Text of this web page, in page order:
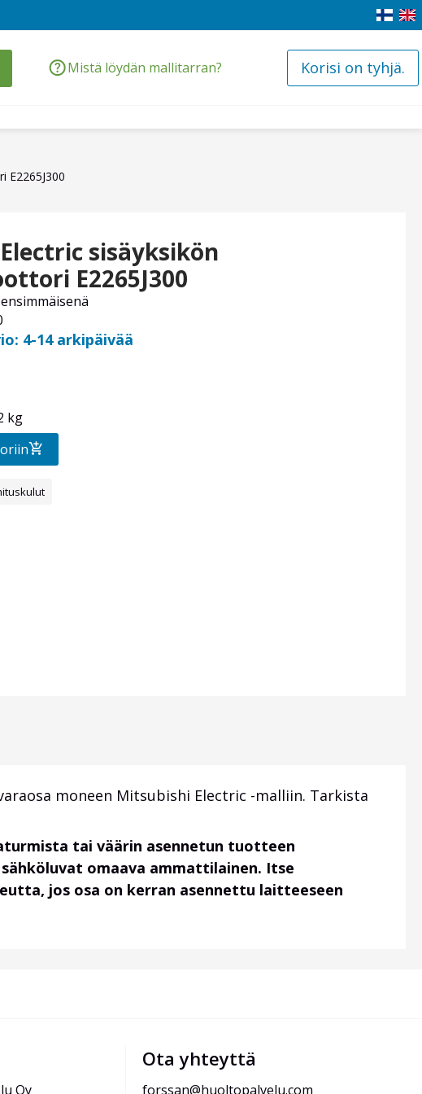
Mistä löydän mallitarran? Korisi on tyhjä.
E2265J300
sisäyksikön
E2265J300
4-14 arkipäivää
kg
moneen Mitsubishi Electric -malliin. Tarkista
tai väärin asennetun tuotteen
omaava ammattilainen. Itse
jos osa on kerran asennettu laitteeseen
Oy
Ota yhteyttä
forssan@huoltopalvelu.com